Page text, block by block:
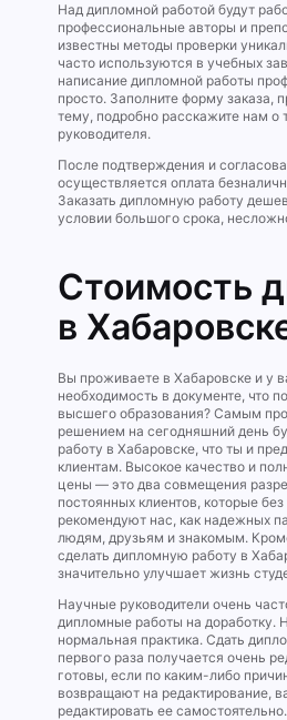
Над дипломной работой будут
профессиональные авторы и
известны методы проверки
часто используются в учебных
написание дипломной работы
просто. Заполните форму заказа,
тему, подробно расскажите нам о
руководителя.
После подтверждения и
осуществляется оплата
Заказать дипломную работу
условии большого срока,
Стоимость
в
Вы проживаете в Хабаровске и у
необходимость в документе, что
высшего образования? Самым
решением на сегодняшний день
работу в Хабаровске, что ты и
клиентам. Высокое качество и
цены — это два совмещения
постоянных клиентов, которые
рекомендуют нас, как надежных
людям, друзьям и знакомым.
сделать дипломную работу в
значительно улучшает жизнь
Научные руководители очень
дипломные работы на доработку.
нормальная практика. Сдать
первого раза получается очень
готовы, если по каким-либо
возвращают на редактирование,
редактировать ее